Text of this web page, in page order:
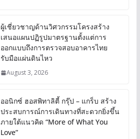
ผู้เชี่ยวชาญด้านวิศวกรรมโครงสร้าง
เสนอแผนปฏิรูปมาตรฐานตั้งแต่การ
ออกแบบถึงการตรวจสอบอาคารไทย
รับมือแผ่นดินไหว
August 3, 2026
ออนิกซ์ ฮอสพิทาลิตี้ กรุ๊ป – แกร็บ สร้าง
ประสบการณ์การเดินทางที่สะดวกยิ่งขึ้น
ภายใต้แนวคิด “More of What You
Love”